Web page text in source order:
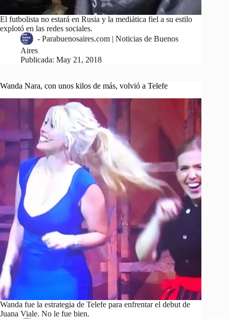
El futbolista no estará en Rusia y la mediática fiel a su estilo
explotó en las redes sociales.
- Parabuenosaires.com | Noticias de Buenos
Aires
Publicada: May 21, 2018
Wanda Nara, con unos kilos de más, volvió a Telefe
Wanda fue la estrategia de Telefe para enfrentar el debut de
Juana Viale. No le fue bien.